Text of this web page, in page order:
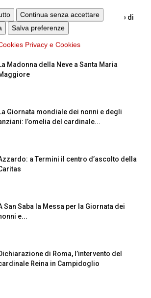
Continua senza accettare
Salva preferenze
Privacy e Cookies
estiva degli Uffici del Vicariato di
Madonna della Neve a Santa Maria
Giornata mondiale dei nonni e degli
l’omelia del cardinale...
a Termini il centro d’ascolto della
San Saba la Messa per la Giornata dei
e...
di Roma, l’intervento del
Reina in Campidoglio